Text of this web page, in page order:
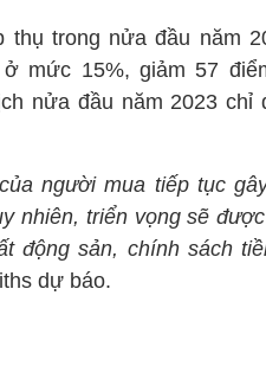
thụ trong nửa đầu năm
mức 15%, giảm 57
nửa đầu năm 2023 chỉ
người mua tiếp tục
nhiên, triển vọng sẽ
động sản, chính sách
dự báo.